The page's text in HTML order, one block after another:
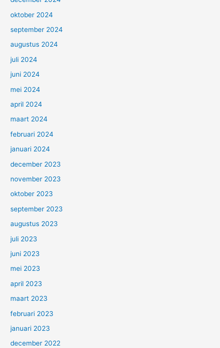
oktober 2024
september 2024
augustus 2024
juli 2024
juni 2024
mei 2024
april 2024
maart 2024
februari 2024
januari 2024
december 2023
november 2023
oktober 2023
september 2023
augustus 2023
juli 2023
juni 2023
mei 2023
april 2023
maart 2023
februari 2023
januari 2023
december 2022